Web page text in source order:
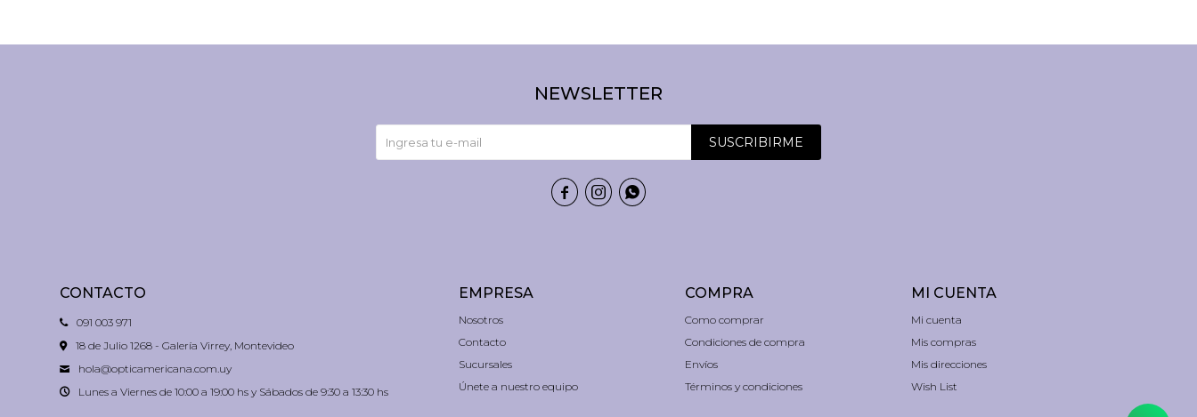
CONTACTO
091 003 971
18 de Julio 1268 - Galería Virrey, Montevideo
hola@opticamericana.com.uy
Lunes a Viernes de 10:00 a 19:00 hs y Sábados de 9:30 a 13:30 hs
EMPRESA
Nosotros
Contacto
Sucursales
Únete a nuestro equipo
COMPRA
Como comprar
Condiciones de compra
Envíos
Términos y condiciones
MI CUENTA
Mi cuenta
Mis compras
Mis direcciones
Wish List
NEWSLETTER
SUSCRIBIRME
  